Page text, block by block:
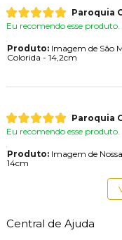
Paroquia
Eu recomendo esse produto.
Produto:Imagem de São
Colorida - 14,2cm
Paroquia
Eu recomendo esse produto.
Produto:Imagem de
14cm
Central de Ajuda